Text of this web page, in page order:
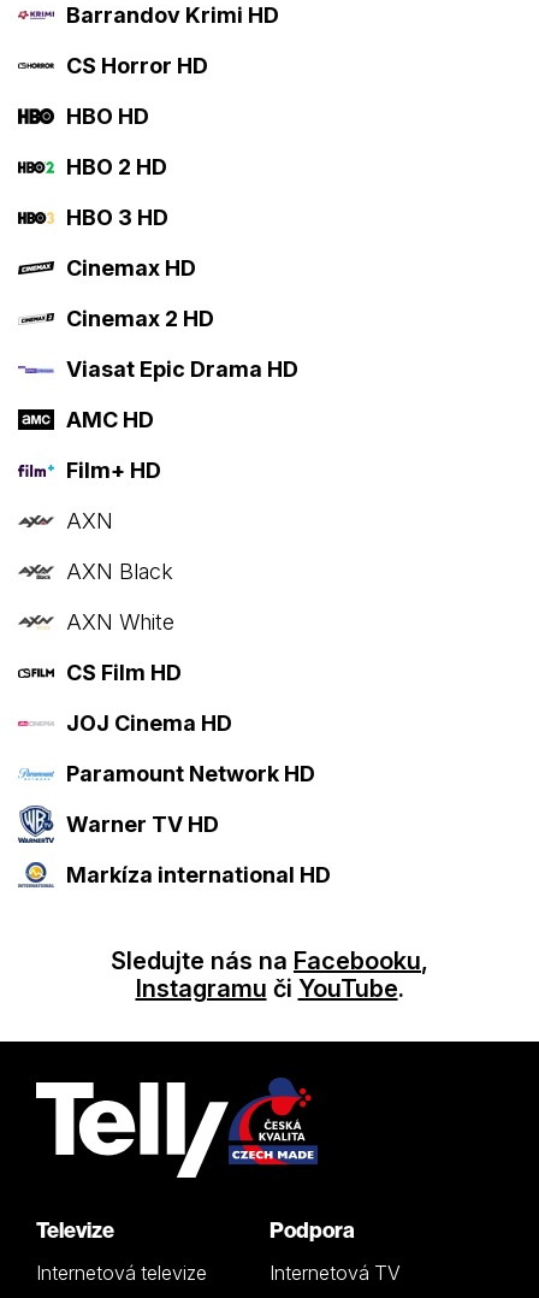
Barrandov Krimi HD
CS Horror HD
HBO HD
HBO 2 HD
HBO 3 HD
Cinemax HD
Cinemax 2 HD
Viasat Epic Drama HD
AMC HD
Film+ HD
AXN
AXN Black
AXN White
CS Film HD
JOJ Cinema HD
Paramount Network HD
Warner TV HD
Markíza international HD
Sledujte nás na Facebooku,
Instagramu či YouTube.
Televize
Internetová televize
Podpora
Internetová TV